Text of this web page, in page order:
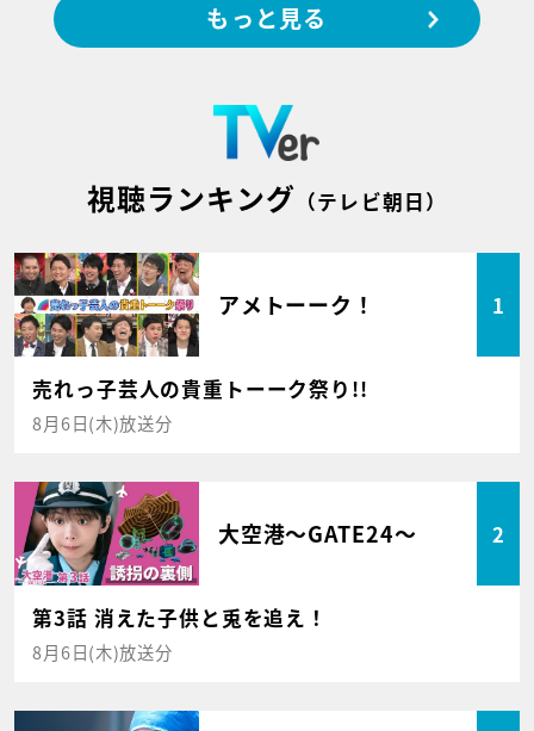
もっと見る
視聴ランキング （テレビ朝日）
アメトーーク！ 1
売れっ子芸人の貴重トーーク祭り!!
8月6日(木)放送分
大空港～GATE24～ 2
第3話 消えた子供と兎を追え！
8月6日(木)放送分